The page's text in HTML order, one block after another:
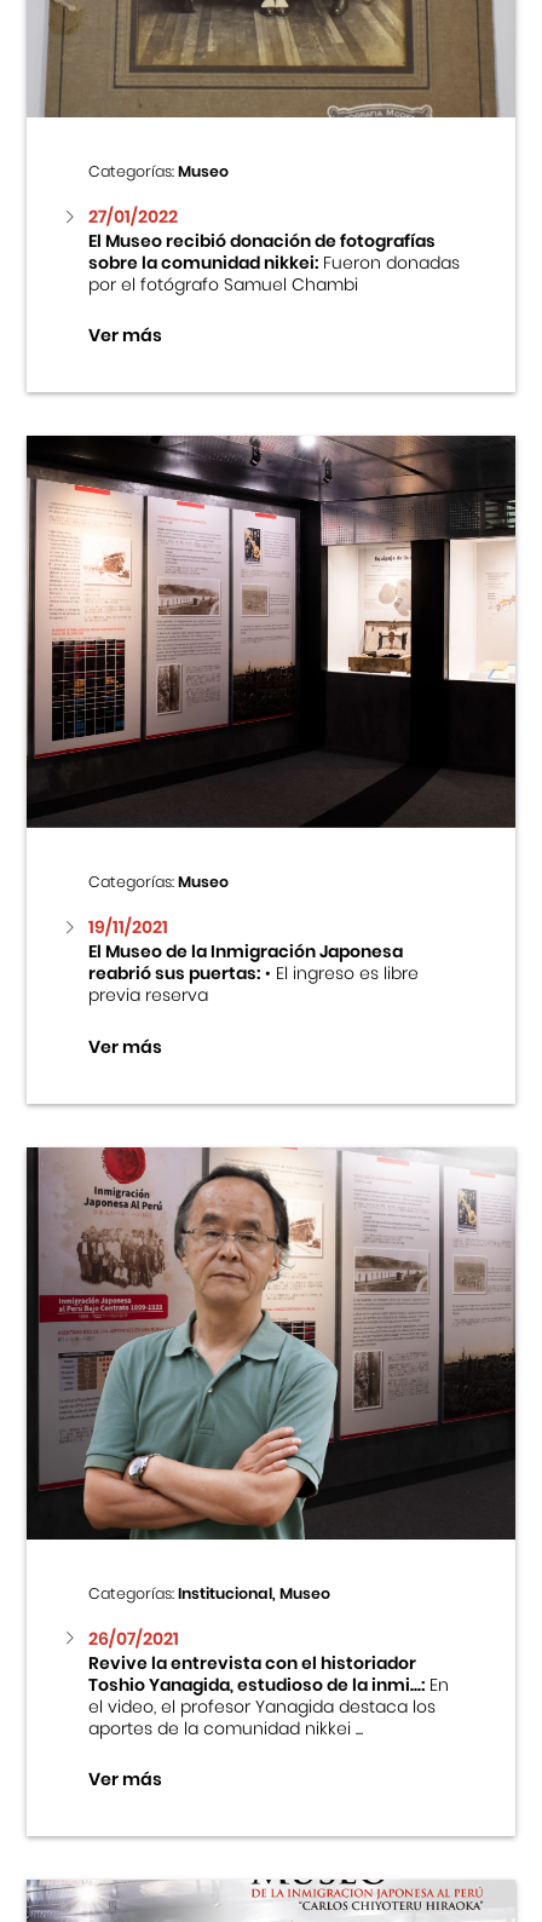
Centro Cultural Peruano Japonés
Museo de la Inmigración Japonesa
Fondo Editorial
Teatro Peruano Japonés
Categorías:Museo
27/01/2022
El Museo recibió donación de fotografías
sobre la comunidad nikkei:Fueron donadas
por el fotógrafo Samuel Chambi
Ver más
Categorías:Museo
19/11/2021
El Museo de la Inmigración Japonesa
reabrió sus puertas:• El ingreso es libre
previa reserva
Ver más
Categorías:Institucional, Museo
26/07/2021
Revive la entrevista con el historiador
Toshio Yanagida, estudioso de la inmi...:En
el video, el profesor Yanagida destaca los
aportes de la comunidad nikkei ...
Ver más